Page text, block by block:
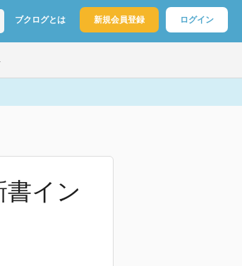
ブクログとは 新規会員登録 ログイン
イン